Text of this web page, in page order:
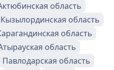
область
Кызылординская область
область
область
Павлодарская область